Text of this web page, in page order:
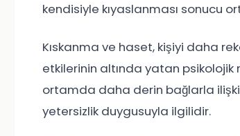
kendisiyle kıyaslanması sonucu
Kıskanma ve haset, kişiyi daha
etkilerinin altında yatan psikolojik
ortamda daha derin bağlarla
yetersizlik duygusuyla ilgilidir.